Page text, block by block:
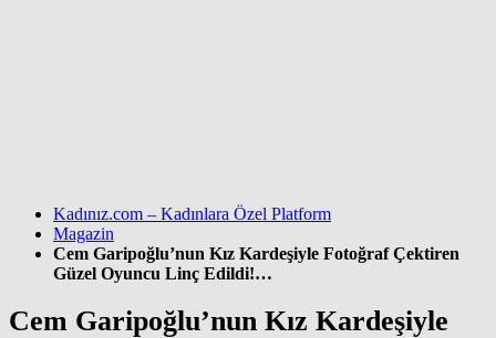
Kadınız.com – Kadınlara Özel Platform
Magazin
Cem Garipoğlu’nun Kız Kardeşiyle Fotoğraf Çektiren
Güzel Oyuncu Linç Edildi!…
Cem Garipoğlu’nun Kız Kardeşiyle